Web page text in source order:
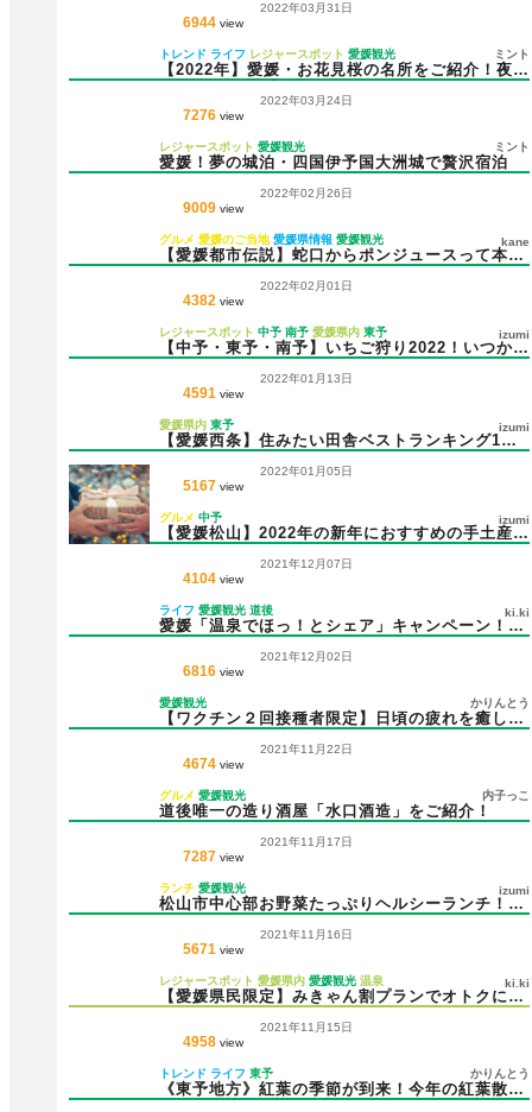
6944 view
2022年03月31日
【2022年】愛媛・お花見桜の名所をご紹介！夜桜
トレンド ライフ レジャースポット 愛媛観光 ミント
7276 view
2022年03月24日
愛媛！夢の城泊・四国伊予国大洲城で贅沢宿泊
レジャースポット 愛媛観光 ミント
9009 view
2022年02月26日
【愛媛都市伝説】蛇口からポンジュースって本当
グルメ 愛媛のご当地 愛媛県情報 愛媛観光 kane
4382 view
2022年02月01日
【中予・東予・南予】いちご狩り2022！いつから
レジャースポット 中予 南予 愛媛県内 東予 izumi
4591 view
2022年01月13日
【愛媛西条】住みたい田舎ベストランキング1
愛媛県内 東予 izumi
5167 view
2022年01月05日
【愛媛松山】2022年の新年におすすめの手土産4
グルメ 中予 izumi
4104 view
2021年12月07日
愛媛「温泉でほっ！とシェア」キャンペーン！道
ライフ 愛媛観光 道後 ki.ki
6816 view
2021年12月02日
【ワクチン２回接種者限定】日頃の疲れを癒しま
愛媛観光 かりんとう
4674 view
2021年11月22日
道後唯一の造り酒屋「水口酒造」をご紹介！
グルメ 愛媛観光 内子っこ
7287 view
2021年11月17日
松山市中心部お野菜たっぷりヘルシーランチ！お
ランチ 愛媛観光 izumi
5671 view
2021年11月16日
【愛媛県民限定】みきゃん割プランでオトクに宿
レジャースポット 愛媛県内 愛媛観光 温泉 ki.ki
4958 view
2021年11月15日
《東予地方》紅葉の季節が到来！今年の紅葉散策
トレンド ライフ 東予 かりんとう